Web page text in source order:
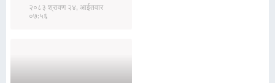
२०८३ श्रावण २४, आईतवार
०७:५६